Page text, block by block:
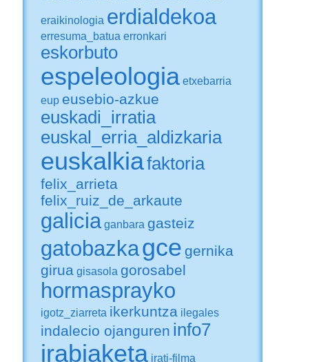
eraikinologia erdialdekoa
erresuma_batua erronkari
eskorbuto
espeleologia etxebarria
eup eusebio-azkue
euskadi_irratia
euskal_erria_aldizkaria
euskalkiafaktoria
felix_arrieta
felix_ruiz_de_arkaute
galicia ganbara gasteiz
gatobazkagce gernika
girua gisasola gorosabel
hormasprayko
igotz_ziarreta ikerkuntza ilegales
indalecio ojanguren info7
irabiaketa irati-filma